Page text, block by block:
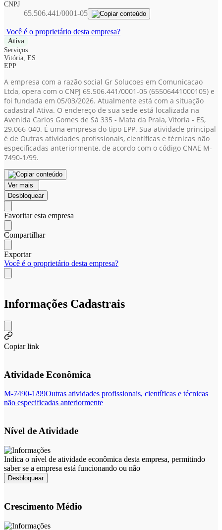
CNPJ
65.506.441/0001-05
Você é o proprietário desta empresa?
Ativa
Serviços
Vitória, ES
EPP
A empresa com a razão social Gr Solucoes em Comunicacao
Ltda, opera com o CNPJ 65.506.441/0001-05 (65506441000105) e
foi fundada em 05/03/2026. Atualmente está com a situação
cadastral Ativa. O endereço de sua sede está localizada na
Avenida Carlos Gomes de Sá 335 - Mata da Praia, Vitoria - ES,
29.066-040. É uma empresa do tipo EPP. Sua atividade principal
é de Outras atividades profissionais, científicas e técnicas não
especificadas anteriormente, de acordo com o código CNAE M-
7490-1/99.
Ver mais
Desbloquear
Favoritar esta empresa
Compartilhar
Exportar
Você é o proprietário desta empresa?
Informações Cadastrais
Copiar link
Atividade Econômica
M-7490-1/99Outras atividades profissionais, científicas e técnicas
não especificadas anteriormente
Nível de Atividade
Indica o nível de atividade econômica desta empresa, permitindo
saber se a empresa está funcionando ou não
Desbloquear
Crescimento Médio